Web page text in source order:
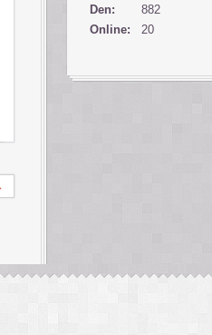
Online: 20
Den:
882